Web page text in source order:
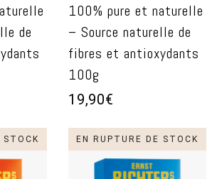
de
100% pure et naturelle
– Source naturelle de
fibres et antioxydants
100g
19,90€
STOCK EN RUPTURE DE STOCK